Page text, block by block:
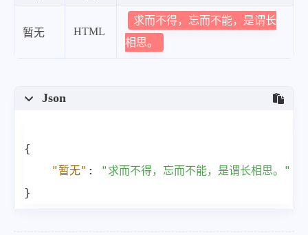
暂无 HTML
求而不得，忘而不能，是谓长
相思。
Json
{
"暂无" :
"求而不得，忘而不能，是谓长相思。"
}